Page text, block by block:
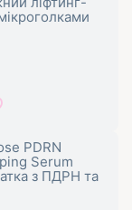
PDRN
Serum
з ПДРН та